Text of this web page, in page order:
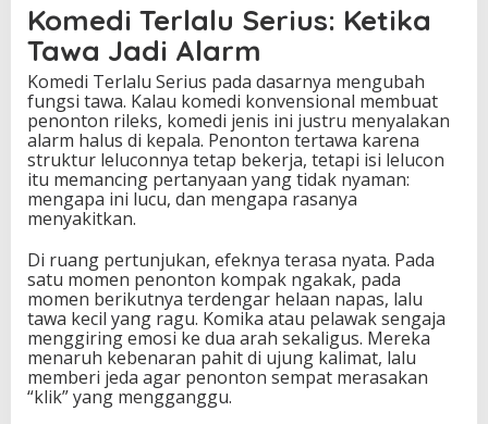
Komedi Terlalu Serius: Ketika
Tawa Jadi Alarm
Komedi Terlalu Serius pada dasarnya mengubah
fungsi tawa. Kalau komedi konvensional membuat
penonton rileks, komedi jenis ini justru menyalakan
alarm halus di kepala. Penonton tertawa karena
struktur leluconnya tetap bekerja, tetapi isi lelucon
itu memancing pertanyaan yang tidak nyaman:
mengapa ini lucu, dan mengapa rasanya
menyakitkan.
Di ruang pertunjukan, efeknya terasa nyata. Pada
satu momen penonton kompak ngakak, pada
momen berikutnya terdengar helaan napas, lalu
tawa kecil yang ragu. Komika atau pelawak sengaja
menggiring emosi ke dua arah sekaligus. Mereka
menaruh kebenaran pahit di ujung kalimat, lalu
memberi jeda agar penonton sempat merasakan
“klik” yang mengganggu.